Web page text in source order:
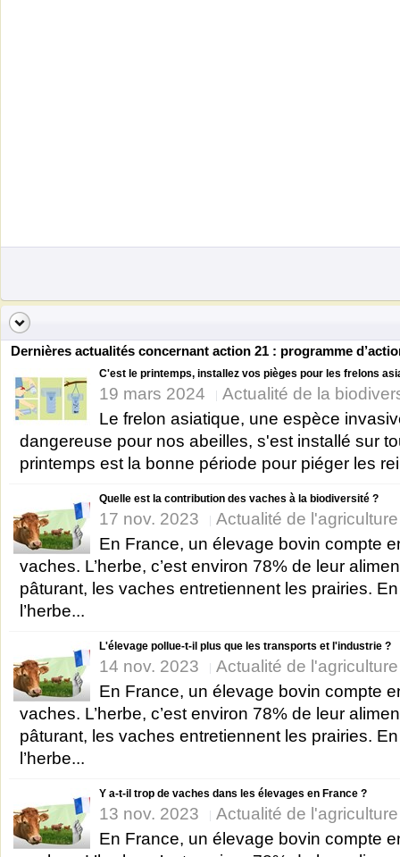
Dernières actualités concernant action 21 : programme
C'est le printemps, installez vos pièges pour les frelons
19 mars 2024
Actualité de la
Le frelon asiatique, une espèce
dangereuse pour nos abeilles, s'est installé sur
printemps est la bonne période pour piéger les
Quelle est la contribution des vaches à la biodiversité ?
17 nov. 2023
Actualité de
En France, un élevage bovin compte
vaches. L’herbe, c’est environ 78% de leur
pâturant, les vaches entretiennent les prairies.
l’herbe...
L'élevage pollue-t-il plus que les transports et l'industrie ?
14 nov. 2023
Actualité de
En France, un élevage bovin compte
vaches. L’herbe, c’est environ 78% de leur
pâturant, les vaches entretiennent les prairies.
l’herbe...
Y a-t-il trop de vaches dans les élevages en France ?
13 nov. 2023
Actualité de
En France, un élevage bovin compte